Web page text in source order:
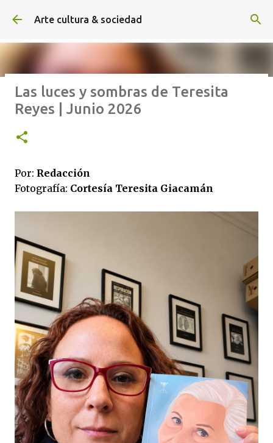
Ir al contenido principal
Arte cultura & sociedad
ALEXA DE HOYOS | El arte de
hacer cine sin excusas | ROBERTO
GARZA | Agosto 2026
Las luces y sombras de Teresita
Reyes | Junio 2026
Por: Redacción
Fotografía: Cortesía Teresita Giacamán